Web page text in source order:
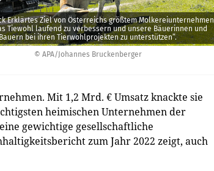
© APA/Johannes Bruckenberger
Erklärtes Ziel von Österreichs größtem Molkereiunternehmen
Tiewohl laufend zu verbessern und unsere Bäuerinnen und
bei ihren Tierwohl­projekten zu unterstützen”.
Mit 1,2 Mrd. € Umsatz knackte sie
heimischen Unternehmen der
gewichtige gesellschaftliche
zum Jahr 2022 zeigt, auch